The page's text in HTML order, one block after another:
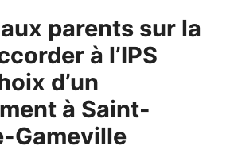
parents sur la
à l’IPS
d’un
à Saint-
Gameville